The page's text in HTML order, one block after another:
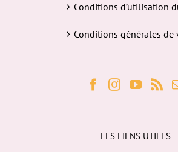
Conditions d’utilisation
Conditions générales de
LES LIENS UTILES